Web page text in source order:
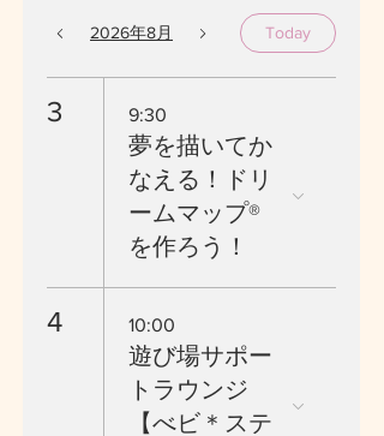
2026年8月 Today
3 9:30
夢を描いてか
なえる！ドリ
ームマップ®
を作ろう！
4 10:00
遊び場サポー
トラウンジ
【べビ＊ステ